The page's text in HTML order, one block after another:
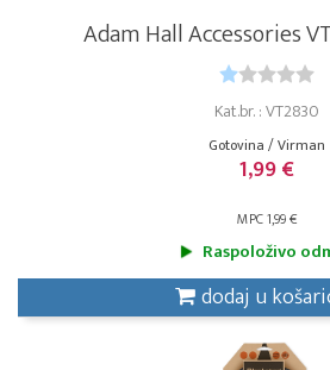
Adam Hall Accessories
Kat.br. : VT2830
Gotovina / Virman
1,99 €
MPC 1,99 €
Raspoloživo
dodaj u